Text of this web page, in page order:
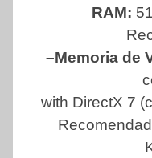
RAM:
–Memoria de
with DirectX 7